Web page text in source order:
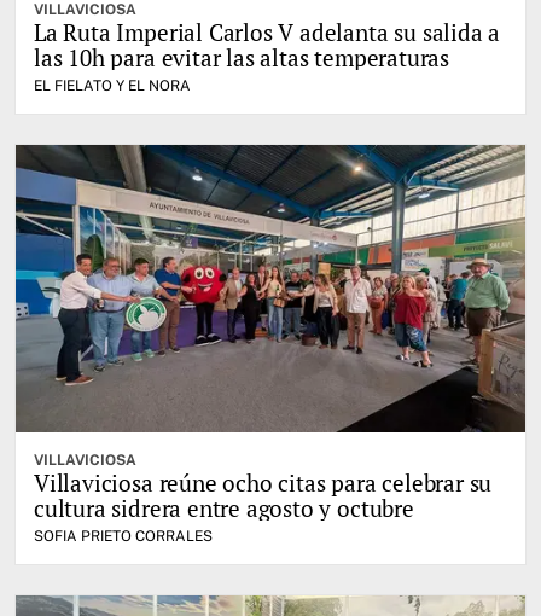
VILLAVICIOSA
La Ruta Imperial Carlos V adelanta su salida a
las 10h para evitar las altas temperaturas
EL FIELATO Y EL NORA
VILLAVICIOSA
Villaviciosa reúne ocho citas para celebrar su
cultura sidrera entre agosto y octubre
SOFIA PRIETO CORRALES